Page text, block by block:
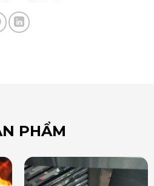
PHẨM